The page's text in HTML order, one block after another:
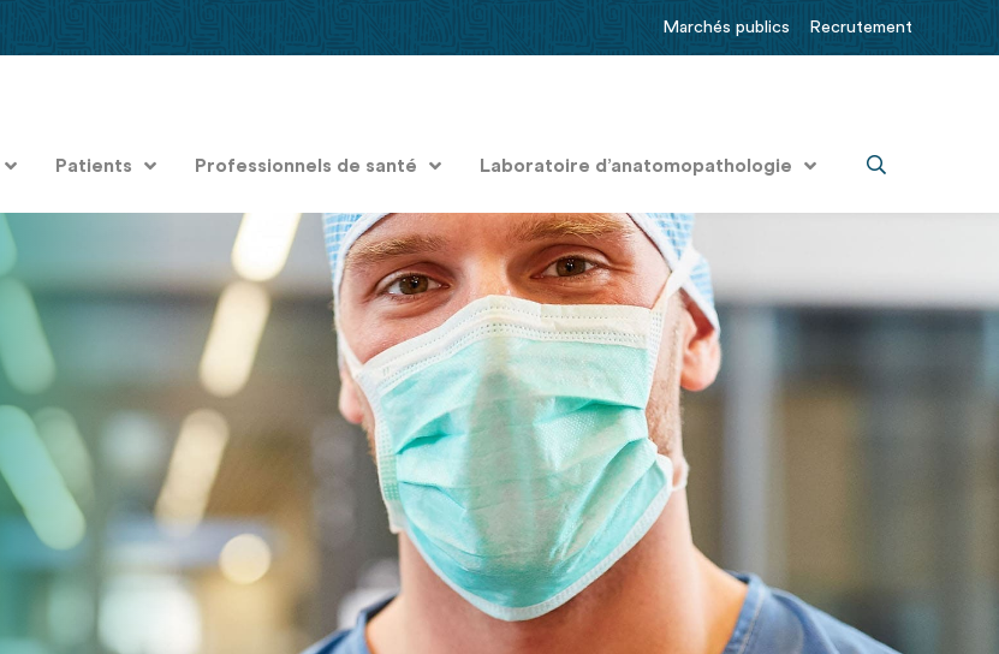
Marchés publics Recrutement
Patients Professionnels de santé Laboratoire d’anatomopathologie